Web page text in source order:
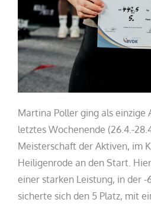
Martina Poller ging als einzige
letztes Wochenende (26.4.-
Meisterschaft der Aktiven, im
Heiligenrode an den Start.
einer starken Leistung, in der -
sicherte sich den 5 Platz, mit